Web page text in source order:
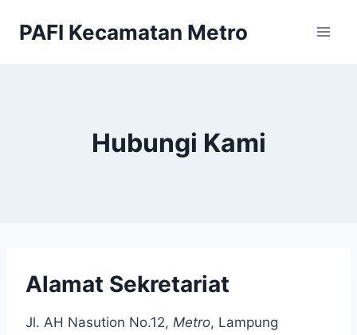
PAFI Kecamatan Metro
Hubungi Kami
Alamat Sekretariat
Jl. AH Nasution No.12, Metro, Lampung